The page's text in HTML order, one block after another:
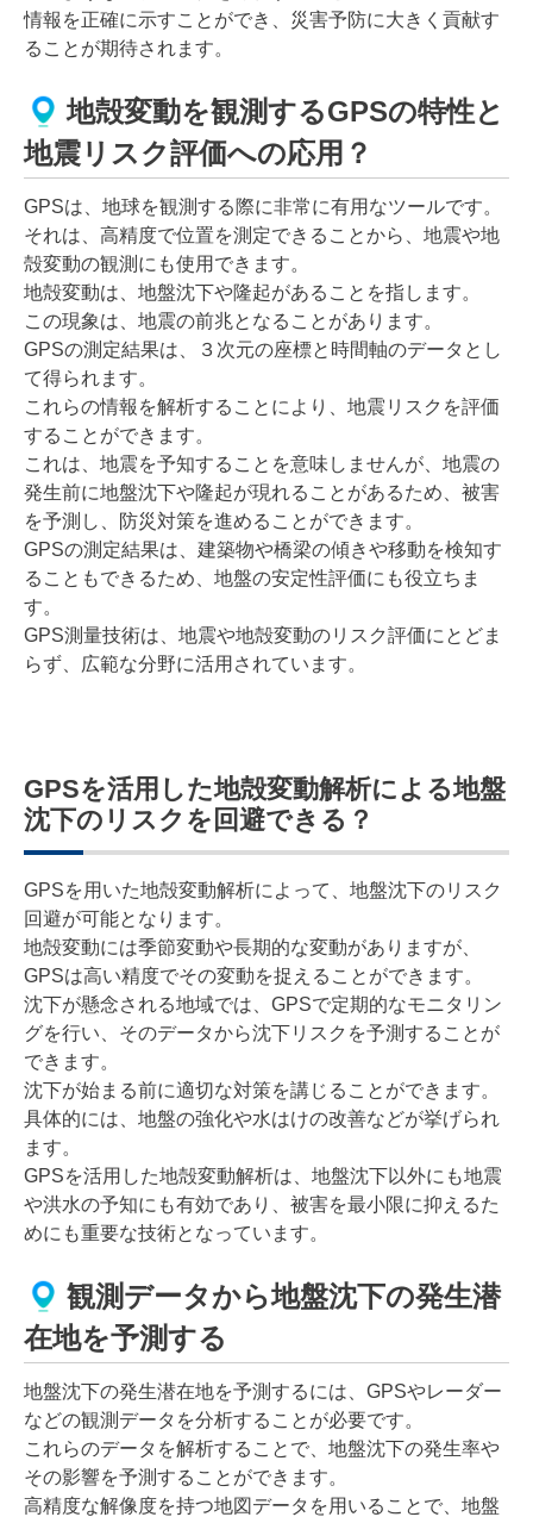
情報を正確に示すことができ、災害予防に大きく貢献す
ることが期待されます。
地殻変動を観測するGPSの特性と
地震リスク評価への応用？
GPSは、地球を観測する際に非常に有用なツールです。
それは、高精度で位置を測定できることから、地震や地
殻変動の観測にも使用できます。
地殻変動は、地盤沈下や隆起があることを指します。
この現象は、地震の前兆となることがあります。
GPSの測定結果は、３次元の座標と時間軸のデータとし
て得られます。
これらの情報を解析することにより、地震リスクを評価
することができます。
これは、地震を予知することを意味しませんが、地震の
発生前に地盤沈下や隆起が現れることがあるため、被害
を予測し、防災対策を進めることができます。
GPSの測定結果は、建築物や橋梁の傾きや移動を検知す
ることもできるため、地盤の安定性評価にも役立ちま
す。
GPS測量技術は、地震や地殻変動のリスク評価にとどま
らず、広範な分野に活用されています。
GPSを活用した地殻変動解析による地盤
沈下のリスクを回避できる？
GPSを用いた地殻変動解析によって、地盤沈下のリスク
回避が可能となります。
地殻変動には季節変動や長期的な変動がありますが、
GPSは高い精度でその変動を捉えることができます。
沈下が懸念される地域では、GPSで定期的なモニタリン
グを行い、そのデータから沈下リスクを予測することが
できます。
沈下が始まる前に適切な対策を講じることができます。
具体的には、地盤の強化や水はけの改善などが挙げられ
ます。
GPSを活用した地殻変動解析は、地盤沈下以外にも地震
や洪水の予知にも有効であり、被害を最小限に抑えるた
めにも重要な技術となっています。
観測データから地盤沈下の発生潜
在地を予測する
地盤沈下の発生潜在地を予測するには、GPSやレーダー
などの観測データを分析することが必要です。
これらのデータを解析することで、地盤沈下の発生率や
その影響を予測することができます。
高精度な解像度を持つ地図データを用いることで、地盤